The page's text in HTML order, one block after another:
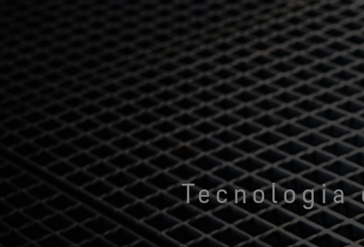
USA / Canada
Canada (FR)
Tecnologia